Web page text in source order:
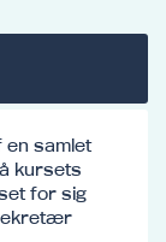
samlet
kursets
for sig